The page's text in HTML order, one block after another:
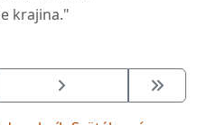
krajina."